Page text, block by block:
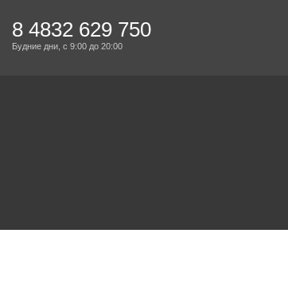
8 4832 629 750
Будние дни, с 9:00 до 20:00